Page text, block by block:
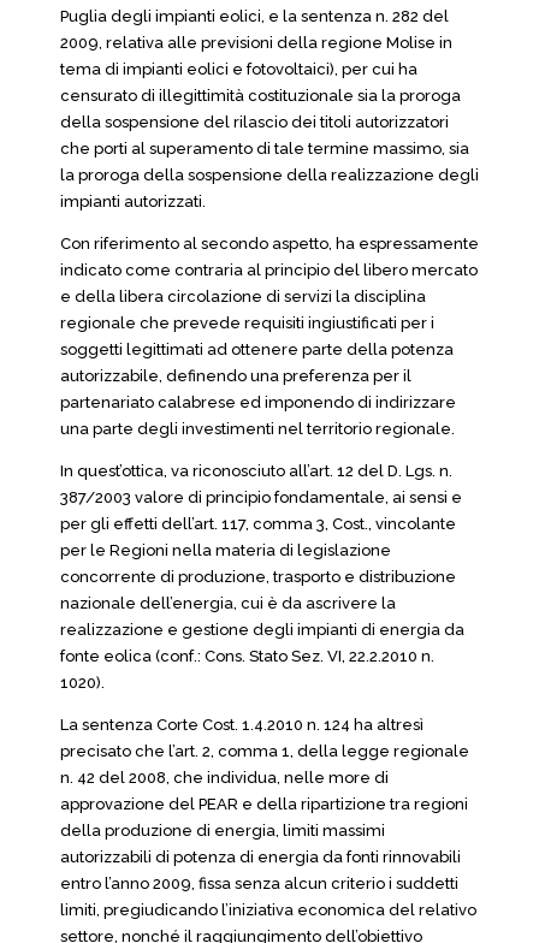
Puglia degli impianti eolici, e la sentenza n. 282 del
2009, relativa alle previsioni della regione Molise in
tema di impianti eolici e fotovoltaici), per cui ha
censurato di illegittimità costituzionale sia la proroga
della sospensione del rilascio dei titoli autorizzatori
che porti al superamento di tale termine massimo, sia
la proroga della sospensione della realizzazione degli
impianti autorizzati.
Con riferimento al secondo aspetto, ha espressamente
indicato come contraria al principio del libero mercato
e della libera circolazione di servizi la disciplina
regionale che prevede requisiti ingiustificati per i
soggetti legittimati ad ottenere parte della potenza
autorizzabile, definendo una preferenza per il
partenariato calabrese ed imponendo di indirizzare
una parte degli investimenti nel territorio regionale.
In quest’ottica, va riconosciuto all’art. 12 del D. Lgs. n.
387/2003 valore di principio fondamentale, ai sensi e
per gli effetti dell’art. 117, comma 3, Cost., vincolante
per le Regioni nella materia di legislazione
concorrente di produzione, trasporto e distribuzione
nazionale dell’energia, cui è da ascrivere la
realizzazione e gestione degli impianti di energia da
fonte eolica (conf.: Cons. Stato Sez. VI, 22.2.2010 n.
1020).
La sentenza Corte Cost. 1.4.2010 n. 124 ha altresì
precisato che l’art. 2, comma 1, della legge regionale
n. 42 del 2008, che individua, nelle more di
approvazione del PEAR e della ripartizione tra regioni
della produzione di energia, limiti massimi
autorizzabili di potenza di energia da fonti rinnovabili
entro l’anno 2009, fissa senza alcun criterio i suddetti
limiti, pregiudicando l’iniziativa economica del relativo
settore, nonché il raggiungimento dell’obiettivo